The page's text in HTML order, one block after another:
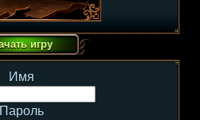
Имя
Пароль